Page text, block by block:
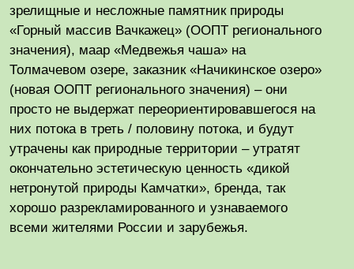
зрелищные и несложные памятник природы
«Горный массив Вачкажец» (ООПТ регионального
значения), маар «Медвежья чаша» на
Толмачевом озере, заказник «Начикинское озеро»
(новая ООПТ регионального значения) – они
просто не выдержат переориентировавшегося на
них потока в треть / половину потока, и будут
утрачены как природные территории – утратят
окончательно эстетическую ценность «дикой
нетронутой природы Камчатки», бренда, так
хорошо разрекламированного и узнаваемого
всеми жителями России и зарубежья.